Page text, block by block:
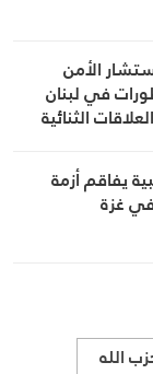
الأمن
في لبنان
الثنائية
يفاقم أزمة
غزة
الله